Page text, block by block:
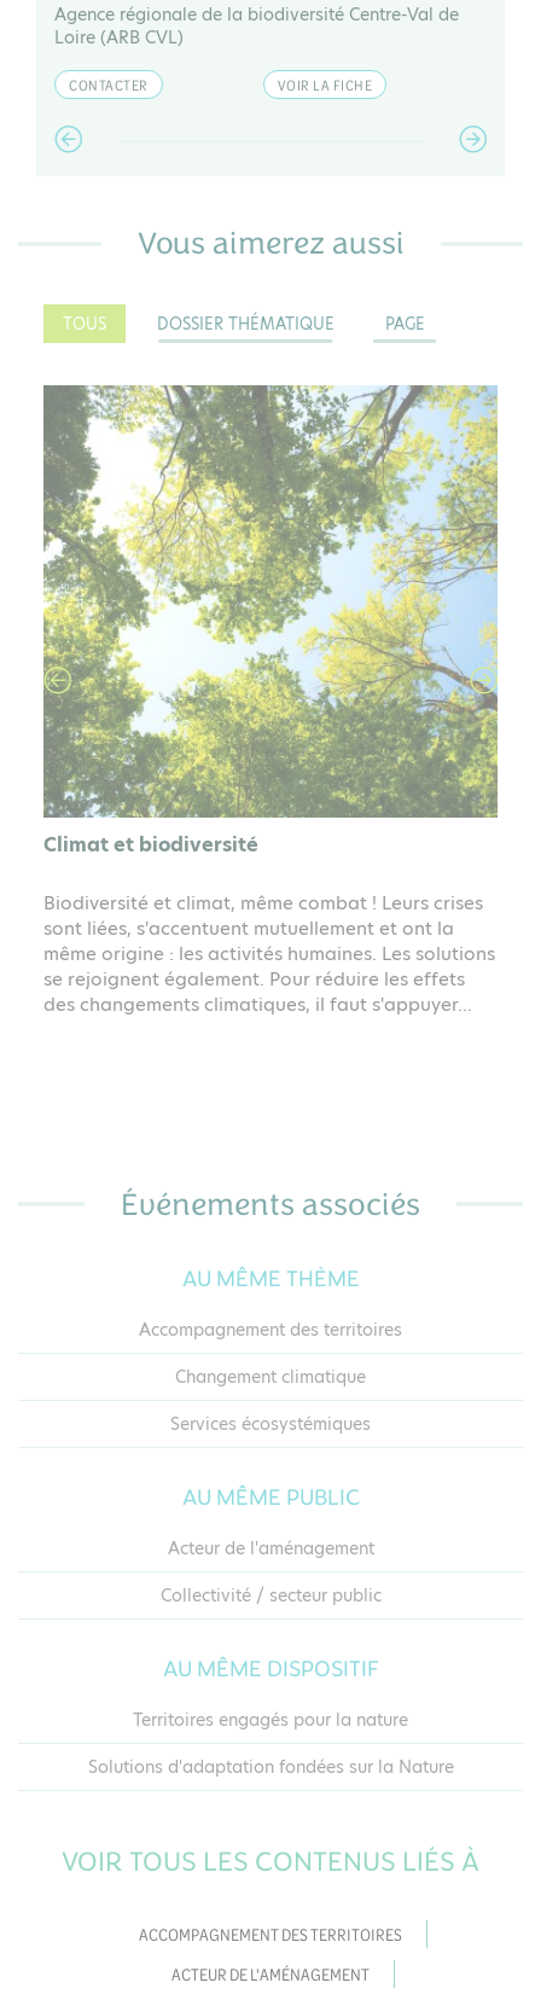
Agence régionale de la biodiversité Centre-Val de
Loire (ARB CVL)
CONTACTER VOIR LA FICHE
Vous aimerez aussi
TOUS DOSSIER THÉMATIQUE PAGE
Climat et biodiversité
Biodiversité et climat, même combat ! Leurs crises
sont liées, s'accentuent mutuellement et ont la
même origine : les activités humaines. Les solutions
se rejoignent également. Pour réduire les effets
des changements climatiques, il faut s'appuyer...
Événements associés
AU MÊME THÈME
Accompagnement des territoires
Changement climatique
Services écosystémiques
AU MÊME PUBLIC
Acteur de l'aménagement
Collectivité / secteur public
AU MÊME DISPOSITIF
Territoires engagés pour la nature
Solutions d'adaptation fondées sur la Nature
VOIR TOUS LES CONTENUS LIÉS À
ACCOMPAGNEMENT DES TERRITOIRES
ACTEUR DE L'AMÉNAGEMENT